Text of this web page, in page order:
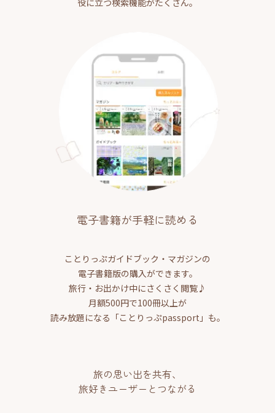
役に立つ検索機能がたくさん。
電子書籍が手軽に読める
ことりっぷガイドブック・マガジンの
電子書籍版の購入ができます。
旅行・お出かけ中にさくさく閲覧♪
月額500円で100冊以上が
読み放題になる「ことりっぷpassport」も。
旅の思い出を共有、
旅好きユーザーとつながる